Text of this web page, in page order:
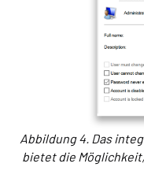
Abbildung 4. Das
bietet die